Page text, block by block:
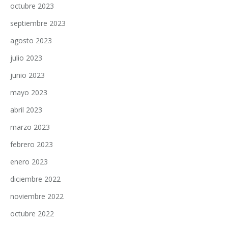
octubre 2023
septiembre 2023
agosto 2023
julio 2023
junio 2023
mayo 2023
abril 2023
marzo 2023
febrero 2023
enero 2023
diciembre 2022
noviembre 2022
octubre 2022